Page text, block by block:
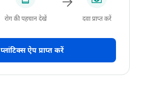
रोग की पहचान देखें दवा प्राप्त करें
प्लांटिक्स ऐप प्राप्त करें